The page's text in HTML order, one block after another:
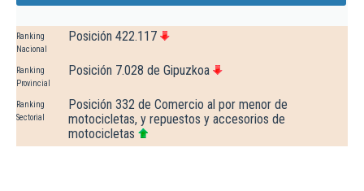
Ranking
Nacional
Posición 422.117
Ranking
Provincial
Posición 7.028 de Gipuzkoa
Ranking
Sectorial
Posición 332 de Comercio al por menor de
motocicletas, y repuestos y accesorios de
motocicletas